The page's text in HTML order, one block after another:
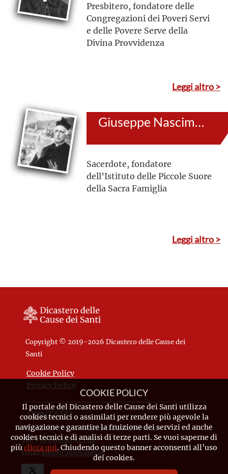
Presbitero, fondatore delle
Congregazioni dei Poveri Servi
e delle Povere Serve della
Divina Provvidenza
Leggi altro >
Giuseppe Nascimbeni
Sacerdote, fondatore
dell’Istituto delle Piccole Suore
della Sacra Famiglia
Leggi altro >
Copyright © 2019-2026 Dicastero delle Cause dei
Santi
Cookie Policy
Privacy Policy
CONTATTI
Piazza Pio XII, 10 - 00120 Città del Vaticano
Tel. +39.06.698.842.44
Emailinfo@causesanti.va
COOKIE POLICY
Il portale del Dicastero delle Cause dei Santi utilizza
cookies tecnici o assimilati per rendere più agevole la
navigazione e garantire la fruizione dei servizi ed anche
cookies tecnici e di analisi di terze parti. Se vuoi saperne di
piùclicca qui. Chiudendo questo banner acconsenti all’uso
dei cookies.